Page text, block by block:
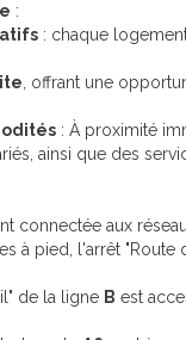
:
: chaque
, offrant une
: À proximité
ainsi que des
connectée aux
à pied, l'arrêt "Route
de la ligne B est